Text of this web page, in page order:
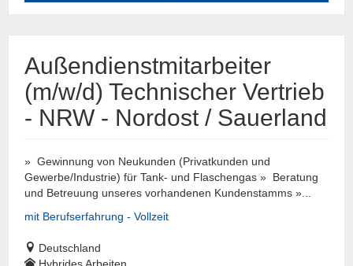
Außendienstmitarbeiter
(m/w/d) Technischer Vertrieb
- NRW - Nordost / Sauerland
» Gewinnung von Neukunden (Privatkunden und
Gewerbe/Industrie) für Tank- und Flaschengas » Beratung
und Betreuung unseres vorhandenen Kundenstamms »...
mit Berufserfahrung - Vollzeit
Deutschland